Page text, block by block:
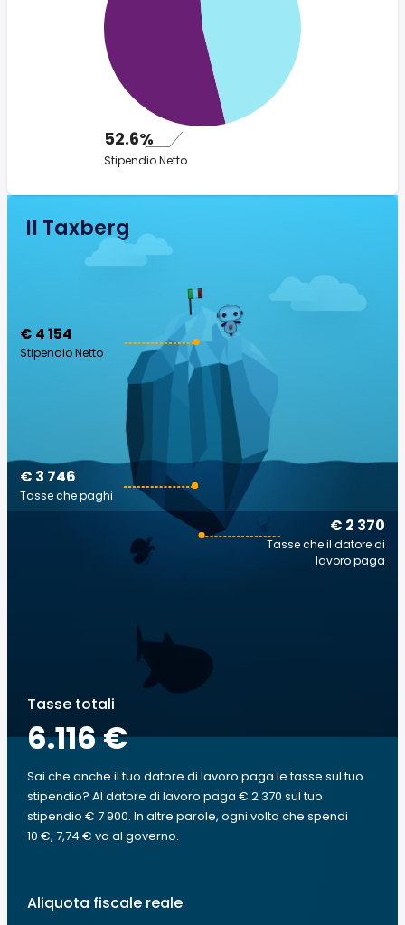
52.6%
Stipendio Netto
Il Taxberg
€ 4 154
Stipendio Netto
€ 2 370
Tasse che il datore di
lavoro paga
€ 3 746
Tasse che paghi
Tasse totali
6.116 €
Sai che anche il tuo datore di lavoro paga le tasse sul tuo
stipendio? Al datore di lavoro paga € 2 370 sul tuo
stipendio € 7 900. In altre parole, ogni volta che spendi
10 €, 7,74 € va al governo.
Aliquota fiscale reale